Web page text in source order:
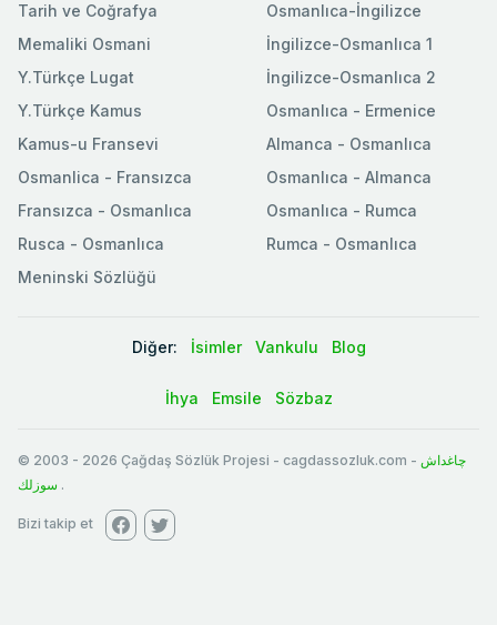
Tarih ve Coğrafya
Memaliki Osmani
Y.Türkçe Lugat
Y.Türkçe Kamus
Osmanlıca-İngilizce
İngilizce-Osmanlıca 1
İngilizce-Osmanlıca 2
Osmanlıca - Ermenice
Kamus-u Fransevi
Osmanlica - Fransızca
Fransızca - Osmanlıca
Rusca - Osmanlıca
Meninski Sözlüğü
Almanca - Osmanlıca
Osmanlıca - Almanca
Osmanlıca - Rumca
Rumca - Osmanlıca
Diğer: İsimler Vankulu Blog
İhya Emsile Sözbaz
© 2003 - 2026 Çağdaş Sözlük Projesi - cagdassozluk.com - چاغداش
سوزلك .
Bizi takip et